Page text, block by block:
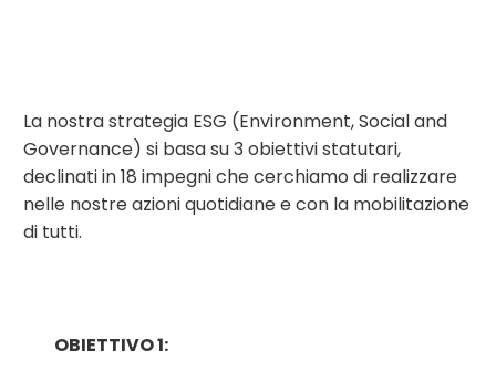
La nostra strategia ESG (Environment, Social and
Governance) si basa su 3 obiettivi statutari,
declinati in 18 impegni che cerchiamo di realizzare
nelle nostre azioni quotidiane e con la mobilitazione
di tutti.
OBIETTIVO 1: